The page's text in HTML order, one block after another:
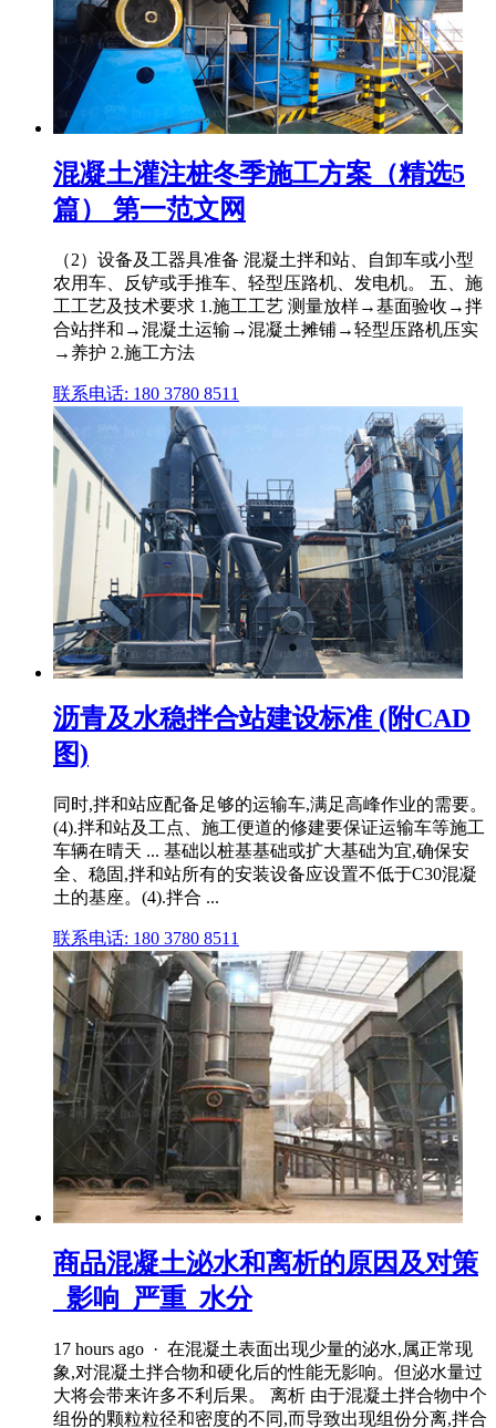
混凝土灌注桩冬季施工方案（精选5
篇） 第一范文网
（2）设备及工器具准备 混凝土拌和站、自卸车或小型
农用车、反铲或手推车、轻型压路机、发电机。 五、施
工工艺及技术要求 1.施工工艺 测量放样→基面验收→拌
合站拌和→混凝土运输→混凝土摊铺→轻型压路机压实
→养护 2.施工方法
联系电话: 180 3780 8511
沥青及水稳拌合站建设标准 (附CAD
图)
同时,拌和站应配备足够的运输车,满足高峰作业的需要。
(4).拌和站及工点、施工便道的修建要保证运输车等施工
车辆在晴天 ... 基础以桩基基础或扩大基础为宜,确保安
全、稳固,拌和站所有的安装设备应设置不低于C30混凝
土的基座。(4).拌合 ...
联系电话: 180 3780 8511
商品混凝土泌水和离析的原因及对策
_影响_严重_水分
17 hours ago · 在混凝土表面出现少量的泌水,属正常现
象,对混凝土拌合物和硬化后的性能无影响。但泌水量过
大将会带来许多不利后果。 离析 由于混凝土拌合物中个
组份的颗粒粒径和密度的不同,而导致出现组份分离,拌合